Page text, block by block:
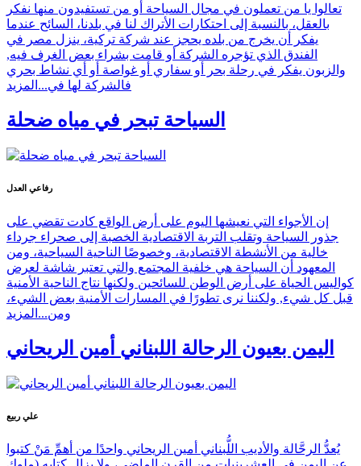
تعالوا يا من تعملون في مجال السياحة أو من تستفيدون منها نفكر
بالعقل، بالنسبة إلى احتكارات الأتراك لنا في بلدنا، السائح عندما
يفكر أن يخرج من بلده يحجز عند شركة تركية، ينزل مصر في
الفندق الذي تؤجره الشركة أو قامت بشراء بعض الغرف فيه,
والزبون يفكر في رحلة بحر أو سفاري أو غواصة أو أي نشاط بحري
فالشركة لها في... المزيد
السياحة تبحر في مياه ضحلة
رفاعي العدل
إن الأجواء التي نعيشها اليوم على أرض الواقع كادت تقضي على
جذور السياحة وتقلب التربة الاقتصادية الخصبة إلى صحراء جرداء
خالية من الأنشطة الاقتصادية، وخصوصًا الناحية السياحية، ومن
المعهود أن السياحة هي خلفية المجتمع والتي تعتبر شاشة لعرض
كواليس الحياة على أرض الوطن للسائحين ولكنها نتاج الناحية الأمنية
قبل كل شيء, ولكننا نرى تطورًا في المسارات الأمنية بعض الشيء،
ومن... المزيد
اليمن بعيون الرحالة اللبناني أمين الريحاني
علي ربيع
يُعدُّ الرحَّالة والأديب اللُّبناني أمين الريحاني واحدًا من أهمِّ مَنْ كتبوا